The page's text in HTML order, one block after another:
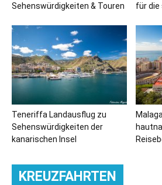
Sehenswürdigkeiten & Touren
für die
Teneriffa Landausflug zu
Sehenswürdigkeiten der
kanarischen Insel
KREUZFAHRTEN